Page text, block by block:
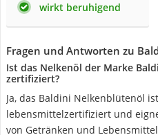
wirkt beruhigend
Fragen und Antworten zu
Ist das Nelkenöl der Marke
zertifiziert?
Ja, das Baldini Nelkenblütenöl
lebensmittelzertifiziert und
von Getränken und